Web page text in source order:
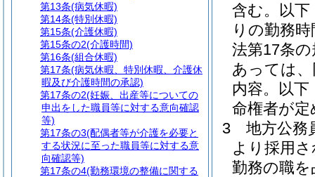
含む。以下
りの勤務
法第17条
あっては
内容。以
命権者が定
3
地方公務
より採用
勤務の職
第13条(病気休暇)
第14条(特別休暇)
第15条(介護休暇)
第15条の2(介護時間)
第16条(組合休暇)
第17条(病気休暇、特別休暇、介護休
暇及び介護時間の承認)
第17条の2(妊娠、出産等についての
申出をした職員等に対する意向確認
等)
第17条の3(配偶者等が介護を必要と
する状況に至った職員等に対する意
向確認等)
第17条の4(勤務環境の整備に関する